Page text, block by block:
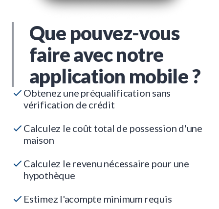
Que pouvez-vous
faire avec notre
application mobile ?
Obtenez une préqualification sans
vérification de crédit
Calculez le coût total de possession d'une
maison
Calculez le revenu nécessaire pour une
hypothèque
Estimez l'acompte minimum requis